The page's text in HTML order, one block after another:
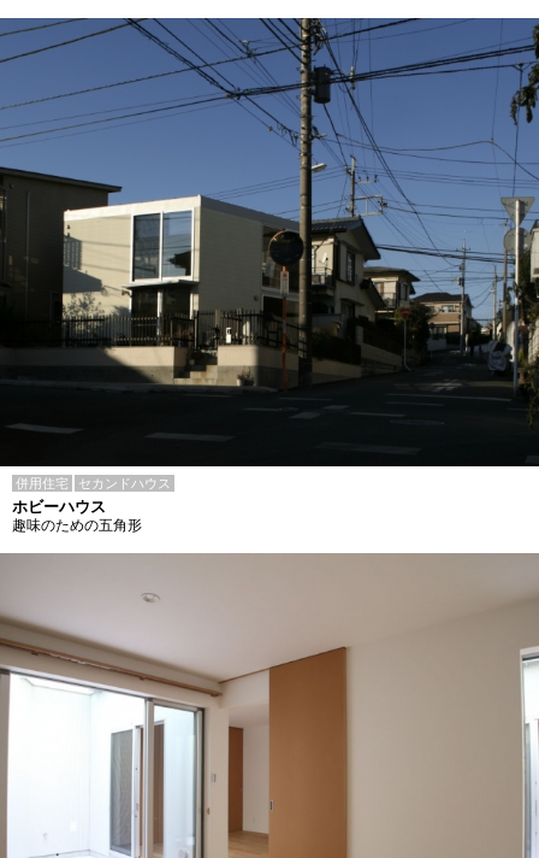
併用住宅 セカンドハウス
ホビーハウス
趣味のための五角形